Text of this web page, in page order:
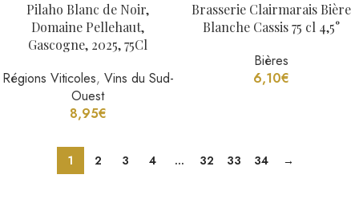
Pilaho Blanc de Noir,
Domaine Pellehaut,
Gascogne, 2025, 75Cl
Régions Viticoles, Vins du Sud-
Ouest
8,95€
Brasserie Clairmarais Bière
Blanche Cassis 75 cl 4,5°
Bières
6,10€
1 2 3 4 … 32 33 34 →